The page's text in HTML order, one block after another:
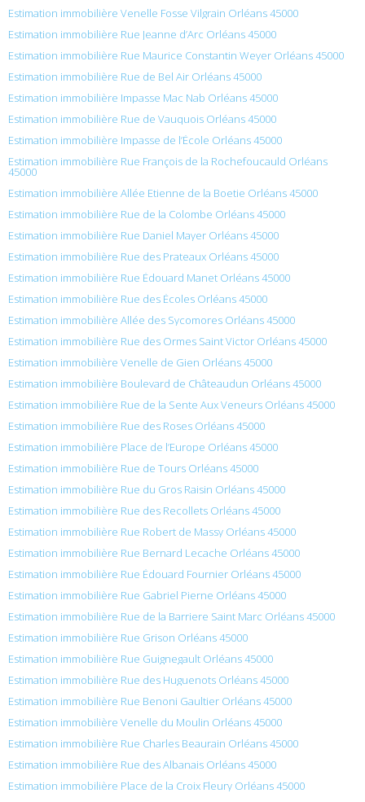
Estimation immobilière Venelle Fosse Vilgrain Orléans 45000
Estimation immobilière Rue Jeanne d’Arc Orléans 45000
Estimation immobilière Rue Maurice Constantin Weyer Orléans 45000
Estimation immobilière Rue de Bel Air Orléans 45000
Estimation immobilière Impasse Mac Nab Orléans 45000
Estimation immobilière Rue de Vauquois Orléans 45000
Estimation immobilière Impasse de l’École Orléans 45000
Estimation immobilière Rue François de la Rochefoucauld Orléans
45000
Estimation immobilière Allée Etienne de la Boetie Orléans 45000
Estimation immobilière Rue de la Colombe Orléans 45000
Estimation immobilière Rue Daniel Mayer Orléans 45000
Estimation immobilière Rue des Prateaux Orléans 45000
Estimation immobilière Rue Édouard Manet Orléans 45000
Estimation immobilière Rue des Écoles Orléans 45000
Estimation immobilière Allée des Sycomores Orléans 45000
Estimation immobilière Rue des Ormes Saint Victor Orléans 45000
Estimation immobilière Venelle de Gien Orléans 45000
Estimation immobilière Boulevard de Châteaudun Orléans 45000
Estimation immobilière Rue de la Sente Aux Veneurs Orléans 45000
Estimation immobilière Rue des Roses Orléans 45000
Estimation immobilière Place de l’Europe Orléans 45000
Estimation immobilière Rue de Tours Orléans 45000
Estimation immobilière Rue du Gros Raisin Orléans 45000
Estimation immobilière Rue des Recollets Orléans 45000
Estimation immobilière Rue Robert de Massy Orléans 45000
Estimation immobilière Rue Bernard Lecache Orléans 45000
Estimation immobilière Rue Édouard Fournier Orléans 45000
Estimation immobilière Rue Gabriel Pierne Orléans 45000
Estimation immobilière Rue de la Barriere Saint Marc Orléans 45000
Estimation immobilière Rue Grison Orléans 45000
Estimation immobilière Rue Guignegault Orléans 45000
Estimation immobilière Rue des Huguenots Orléans 45000
Estimation immobilière Rue Benoni Gaultier Orléans 45000
Estimation immobilière Venelle du Moulin Orléans 45000
Estimation immobilière Rue Charles Beaurain Orléans 45000
Estimation immobilière Rue des Albanais Orléans 45000
Estimation immobilière Place de la Croix Fleury Orléans 45000